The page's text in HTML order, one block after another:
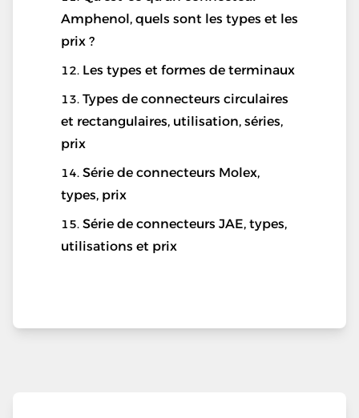
Amphenol, quels sont les types et les
prix ?
Les types et formes de terminaux
Types de connecteurs circulaires
et rectangulaires, utilisation, séries,
prix
Série de connecteurs Molex,
types, prix
Série de connecteurs JAE, types,
utilisations et prix